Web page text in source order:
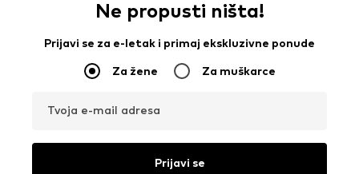
Ne propusti ništa!
Prijavi se za e-letak i primaj ekskluzivne ponude
Za žene Za muškarce
Tvoja e-mail adresa
Prijavi se